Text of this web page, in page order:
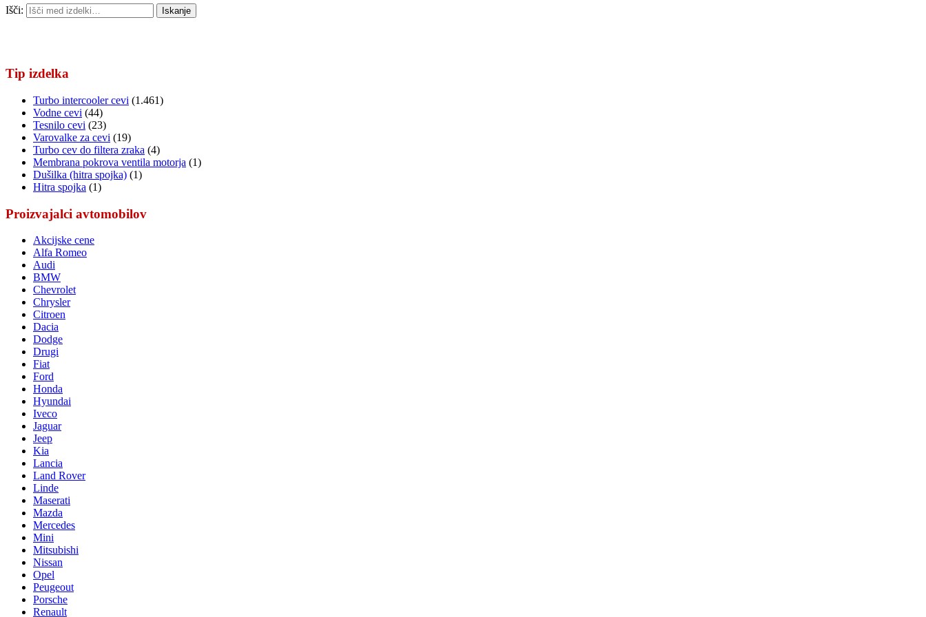
Išči: Iskanje
Tip izdelka
Turbo intercooler cevi (1.461)
Vodne cevi (44)
Tesnilo cevi (23)
Varovalke za cevi (19)
Turbo cev do filtera zraka (4)
Membrana pokrova ventila motorja (1)
Dušilka (hitra spojka) (1)
Hitra spojka (1)
Proizvajalci avtomobilov
Akcijske cene
Alfa Romeo
Audi
BMW
Chevrolet
Chrysler
Citroen
Dacia
Dodge
Drugi
Fiat
Ford
Honda
Hyundai
Iveco
Jaguar
Jeep
Kia
Lancia
Land Rover
Linde
Maserati
Mazda
Mercedes
Mini
Mitsubishi
Nissan
Opel
Peugeout
Porsche
Renault